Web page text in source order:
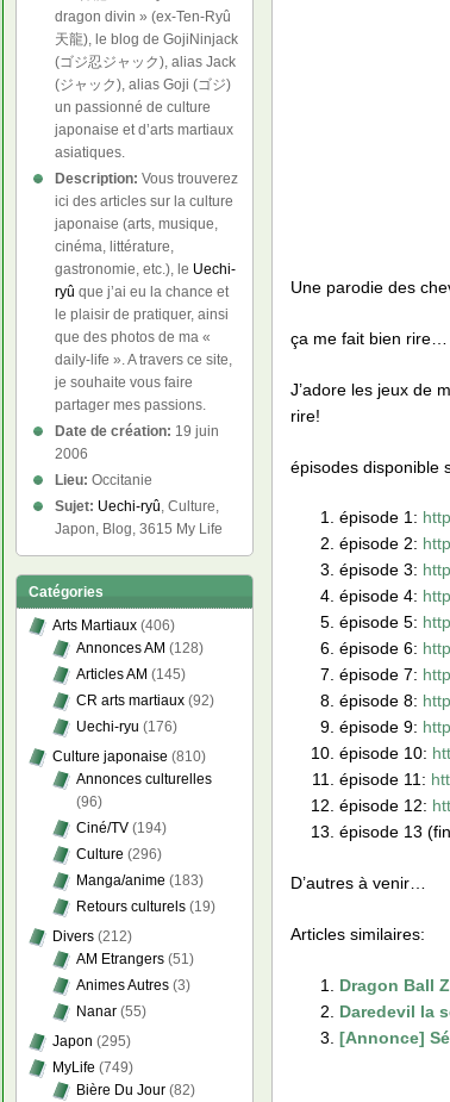
Une parodie des
ça me fait bien rire…
J’adore les jeux de
rire!
épisodes disponible
épisode 1:
épisode 2:
épisode 3:
épisode 4:
épisode 5:
épisode 6:
épisode 7:
épisode 8:
épisode 9:
épisode 10:
épisode 11:
épisode 12:
épisode 13
D’autres à venir…
Articles similaires:
Dragon Ball
Daredevil la
[Annonce]
dragon divin » (ex-Ten-Ryû
天龍), le blog de GojiNinjack
(ゴジ忍ジャック), alias Jack
(ジャック), alias Goji (ゴジ)
un passionné de culture
japonaise et d’arts martiaux
asiatiques.
Description: Vous trouverez
ici des articles sur la culture
japonaise (arts, musique,
cinéma, littérature,
gastronomie, etc.), le Uechi-
ryû que j’ai eu la chance et
le plaisir de pratiquer, ainsi
que des photos de ma «
daily-life ». A travers ce site,
je souhaite vous faire
partager mes passions.
Date de création: 19 juin
2006
Lieu: Occitanie
Sujet: Uechi-ryû, Culture,
Japon, Blog, 3615 My Life
Catégories
Arts Martiaux (406)
Annonces AM (128)
Articles AM (145)
CR arts martiaux (92)
Uechi-ryu (176)
Culture japonaise (810)
Annonces culturelles
(96)
Ciné/TV (194)
Culture (296)
Manga/anime (183)
Retours culturels (19)
Divers (212)
AM Etrangers (51)
Animes Autres (3)
Nanar (55)
Japon (295)
MyLife (749)
Bière Du Jour (82)